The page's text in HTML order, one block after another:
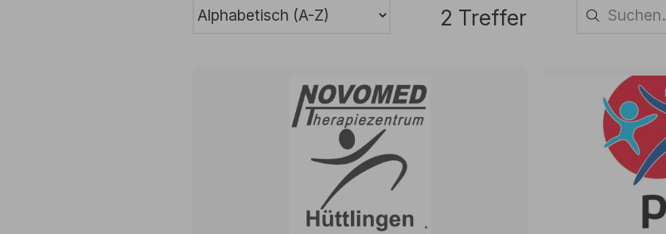
2 Treffer